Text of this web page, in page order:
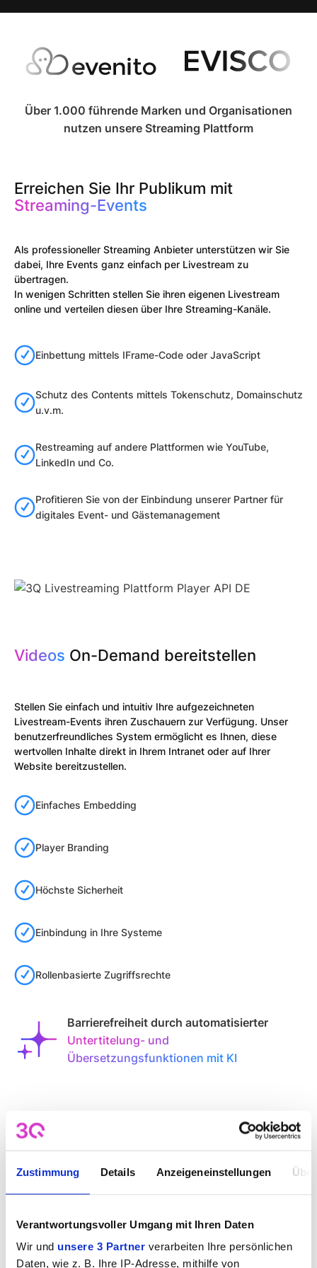
Zustimmung Details Anzeigeneinstellungen
Verantwortungsvoller Umgang mit Ihren Daten
Wir und unsere 3 Partner verarbeiten Ihre persönlichen
Daten, wie z. B. Ihre IP-Adresse, mithilfe von
Über 1.000 führende Marken und Organisationen
nutzen unsere Streaming Plattform
Erreichen Sie Ihr Publikum mit
Streaming-Events​
Als professioneller Streaming Anbieter unterstützen wir Sie
dabei, Ihre Events ganz einfach per Livestream zu
übertragen.​​
In wenigen Schritten stellen Sie ihren eigenen Livestream
online und verteilen diesen über Ihre Streaming-Kanäle.​
Einbettung mittels IFrame-Code oder JavaScript
Schutz des Contents mittels Tokenschutz, Domainschutz
u.v.m.
Restreaming auf andere Plattformen wie YouTube,
LinkedIn und Co.
Profitieren Sie von der Einbindung unserer Partner für
digitales Event- und Gästemanagement
Videos On-Demand bereitstellen
Stellen Sie einfach und intuitiv Ihre aufgezeichneten
Livestream-Events ihren Zuschauern zur Verfügung. Unser
benutzerfreundliches System ermöglicht es Ihnen, diese
wertvollen Inhalte direkt in Ihrem Intranet oder auf Ihrer
Website bereitzustellen.
Einfaches Embedding
Player Branding
Höchste Sicherheit
Einbindung in Ihre Systeme
Rollenbasierte Zugriffsrechte
Barrierefreiheit durch automatisierter
Untertitelung- und
Übersetzungsfunktionen mit KI